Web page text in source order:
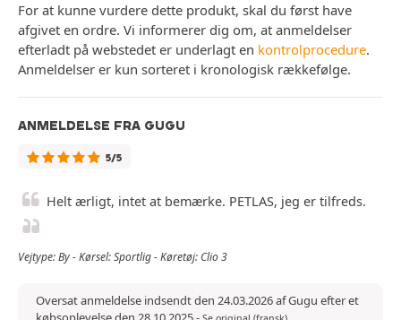
For at kunne vurdere dette produkt, skal du først have
afgivet en ordre. Vi informerer dig om, at anmeldelser
efterladt på webstedet er underlagt en kontrolprocedure.
Anmeldelser er kun sorteret i kronologisk rækkefølge.
ANMELDELSE FRA GUGU
5/5
Helt ærligt, intet at bemærke. PETLAS, jeg er tilfreds.
Vejtype: By - Kørsel: Sportlig - Køretøj: Clio 3
Oversat anmeldelse indsendt den 24.03.2026 af Gugu efter et